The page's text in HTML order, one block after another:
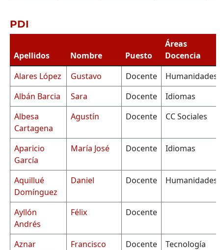
PDI
Apellidos Nombre Puesto
Áreas
Docencia
Alares López
Gustavo Docente
Humanidades
Albán Barcia
Sara Docente
Idiomas
Albesa
Cartagena
Agustín Docente CC Sociales
Aparicio
García
María José Docente Idiomas
Aquillué
Domínguez
Daniel Docente Humanidades
Ayllón
Andrés
Félix Docente
Aznar
Francisco Docente Tecnología